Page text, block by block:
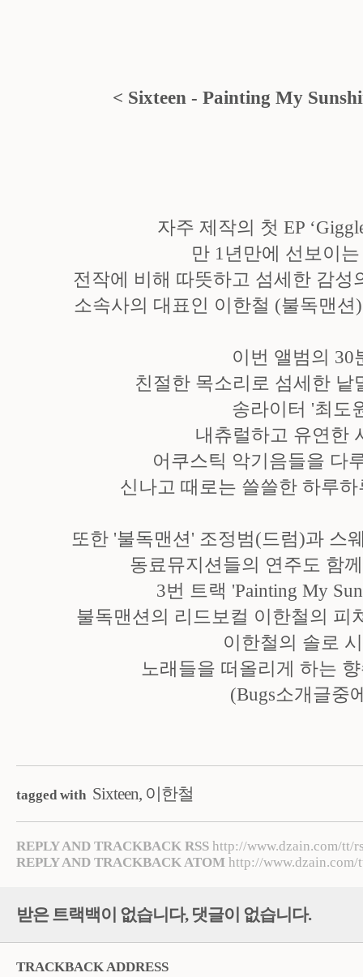
< Sixteen - Painting My
자주 제작의 첫 EP
만 1년만에 선보이
전작에 비해 따뜻하고 섬세한 감성
소속사의 대표인 이한철 (불독맨
이번 앨범의 30
친절한 목소리로 섬세한 낱
송라이터 '최도
내츄럴하고 유연한
어쿠스틱 악기음들을 다
신나고 때로는 쓸쓸한 하루
또한 '불독맨션' 조정범(드럼)과 스
동료뮤지션들의 연주도 함
3번 트랙 'Painting My
불독맨션의 리드보컬 이한철의 피
이한철의 솔로
노래들을 떠올리게 하는
(Bugs소개글중
tagged with Sixteen, 이한철
REPLY AND TRACKBACK RSS http://www.dzain.com/tt/
REPLY AND TRACKBACK ATOM http://www.dzain.com/
받은 트랙백이 없습니다, 댓글이 없습니다.
TRACKBACK ADDRESS